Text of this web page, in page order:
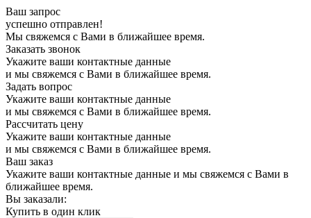
Ваш запрос
успешно отправлен!
Мы свяжемся с Вами в ближайшее время.
Заказать звонок
Укажите ваши контактные данные
и мы свяжемся с Вами в ближайшее время.
Задать вопрос
Укажите ваши контактные данные
и мы свяжемся с Вами в ближайшее время.
Рассчитать цену
Укажите ваши контактные данные
и мы свяжемся с Вами в ближайшее время.
Ваш заказ
Укажите ваши контактные данные и мы свяжемся с Вами в
ближайшее время.
Вы заказали:
Купить в один клик